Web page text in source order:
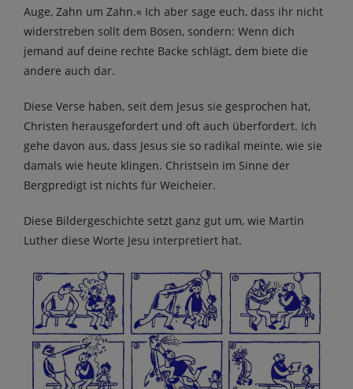
Auge, Zahn um Zahn.« Ich aber sage euch, dass ihr nicht
widerstreben sollt dem Bösen, sondern: Wenn dich
jemand auf deine rechte Backe schlägt, dem biete die
andere auch dar.
Diese Verse haben, seit dem Jesus sie gesprochen hat,
Christen herausgefordert und oft auch überfordert. Ich
gehe davon aus, dass Jesus sie so radikal meinte, wie sie
damals wie heute klingen. Christsein im Sinne der
Bergpredigt ist nichts für Weicheier.
Diese Bildergeschichte setzt ganz gut um, wie Martin
Luther diese Worte Jesu interpretiert hat.